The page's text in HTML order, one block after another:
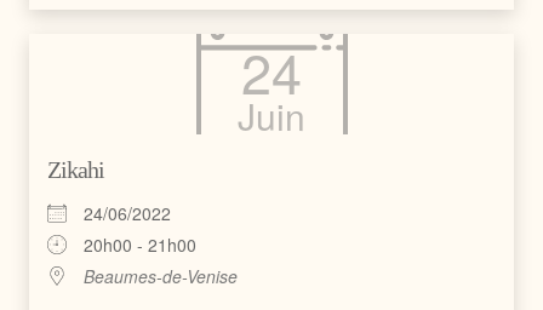
24
Juin
Zikahi
24/06/2022
20h00 - 21h00
Beaumes-de-Venise